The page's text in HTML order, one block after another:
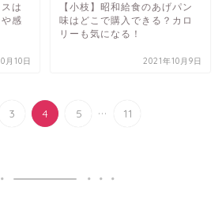
は
感
月10日
【小枝】昭和給食のあげパン
味はどこで購入できる？カロ
リーも気になる！
2021年10月9日
3 4 5 ... 11